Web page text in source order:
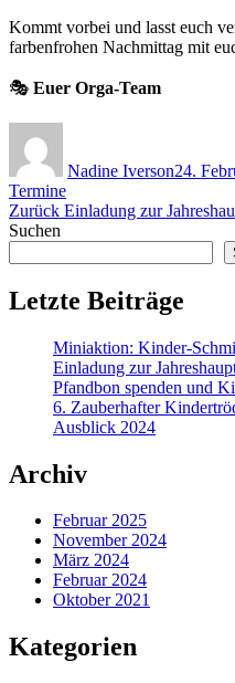
Kommt vorbei und lasst euch
farbenfrohen Nachmittag mit
🎭 Euer Orga-Team
Nadine Iverson24.
Termine
Beitragsnavigation
Zurück Vorheriger
Einladung zur
Suchen
Letzte Beiträge
Miniaktion: Kinder-
Einladung zur
Pfandbon spenden und
6. Zauberhafter
Ausblick 2024
Archiv
Februar 2025
November 2024
März 2024
Februar 2024
Oktober 2021
Kategorien